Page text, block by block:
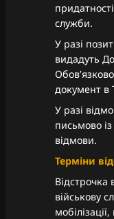
служби.
У разі
видадуть
документ в
У разі
письмово
відмови.
Терміни
Відстрочка
військову